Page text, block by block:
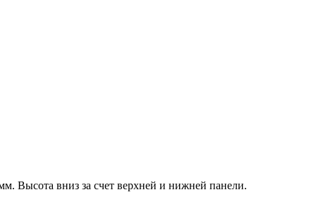
Высота вниз за счет верхней и нижней панели.